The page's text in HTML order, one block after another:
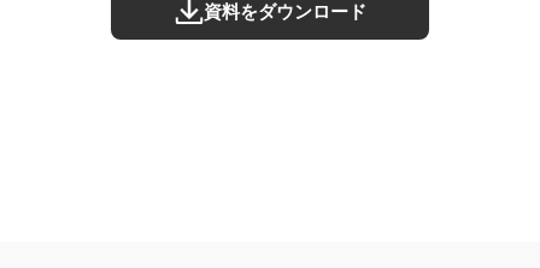
資料をダウンロード